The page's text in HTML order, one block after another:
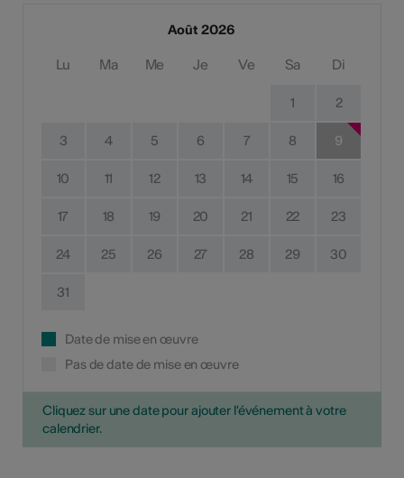
Août 2026
Lu Ma Me Je Ve Sa Di
1 2
3 4 5 6 7 8 9
10 11 12 13 14 15 16
17 18 19 20 21 22 23
24 25 26 27 28 29 30
31
Date de mise en œuvre
Pas de date de mise en œuvre
Cliquez sur une date pour ajouter l'événement à votre
calendrier.